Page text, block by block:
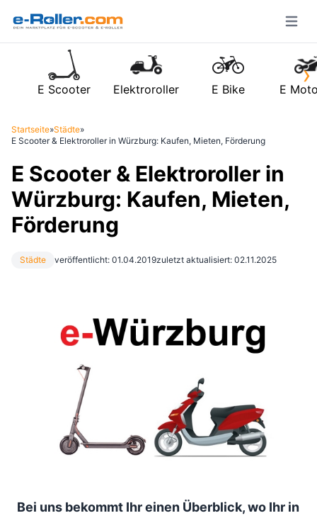
Open
›
E Scooter Elektroroller E Bike E
Startseite»Städte»
E Scooter & Elektroroller in Würzburg: Kaufen, Mieten, Förderung
E Scooter & Elektroroller in
Würzburg: Kaufen, Mieten,
Förderung
Städte veröffentlicht: 01.04.2019zuletzt aktualisiert: 02.11.2025
Bei uns bekommt Ihr einen Überblick, wo Ihr in